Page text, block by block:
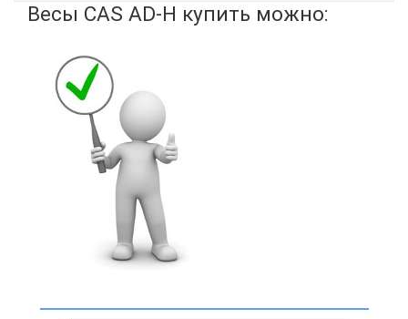
Весы CAS AD-H купить можно: